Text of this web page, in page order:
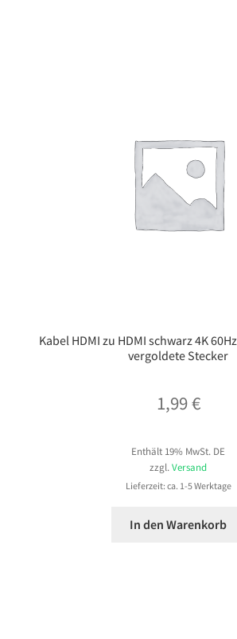
Kabel HDMI zu HDMI schwarz 4K
vergoldete Stecker
1,99€
Enthält 19% MwSt. DE
zzgl.Versand
Lieferzeit: ca. 1-5 Werktage
In den Warenkorb